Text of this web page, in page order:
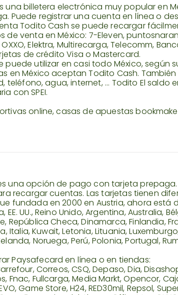
una billetera electrónica muy popular en
Puede registrar una cuenta en línea o
Todito Cash se puede recargar
de venta en México: 7-Eleven,
Elektra, Multirecarga, Telecomm,
de crédito Visa o Mastercard.
puede utilizar en casi todo México, según
en México aceptan Todito Cash.
teléfono, agua, internet, ... Todito El saldo
con SPEI.
online, casas de apuestas
una opción de pago con tarjeta
recargar cuentas. Las tarjetas tienen
fundada en 2000 en Austria, ahora está
EE. UU., Reino Unido, Argentina, Australia,
República Checa, Dinamarca, Finlandia,
Italia, Kuwait, Letonia, Lituania,
Noruega, Perú, Polonia, Portugal,
Paysafecard en línea o en tiendas:
Correos, CSQ, Depaso, Dia,
Fnac, Fullcarga, Media Markt, Opencor,
Game Store, H24, RED30mil, Repsol,